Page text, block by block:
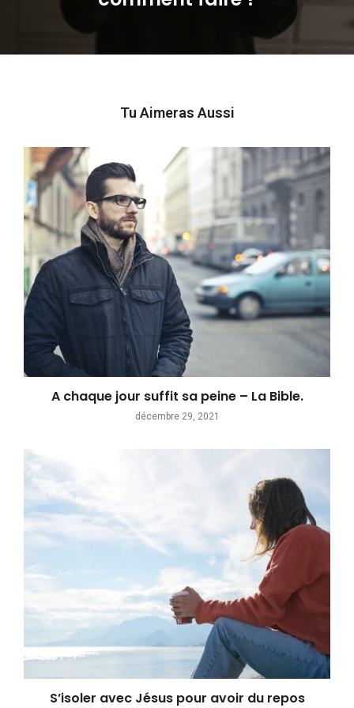
post:
Tu Aimeras Aussi
A chaque jour suffit sa peine – La Bible.
décembre 29, 2021
S’isoler avec Jésus pour avoir du repos